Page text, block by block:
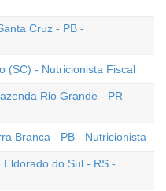
Cruz - PB -
(SC) - Nutricionista Fiscal
Rio Grande - PR -
Branca - PB - Nutricionista
do Sul - RS -